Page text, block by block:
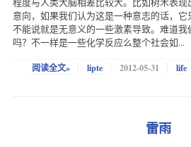
意向，如果我们认为这是一种意志的话，
不能说就是无意义的一些激素导致。难道
吗？不一样是一些化学反应么整个社会如...
阅读全文» lipte 2012-05-31 life
雷雨